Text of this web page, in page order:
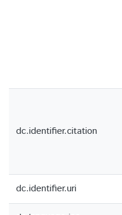
dc.identifier.citation
dc.identifier.uri